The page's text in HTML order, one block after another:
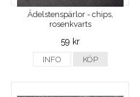
Ädelstenspärlor - chips,
rosenkvarts
59 kr
INFO KÖP